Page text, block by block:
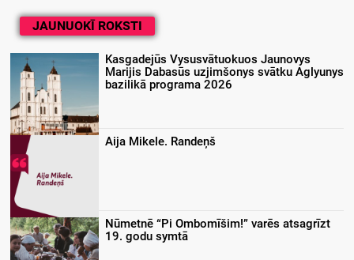
JAUNUOKĪ ROKSTI
Kasgadejūs Vysusvātuokuos Jaunovys
Marijis Dabasūs uzjimšonys svātku Aglyunys
bazilikā programa 2026
Aija Mikele. Randeņš
Nūmetnē “Pi Ombomīšim!” varēs atsagrīzt
19. godu symtā